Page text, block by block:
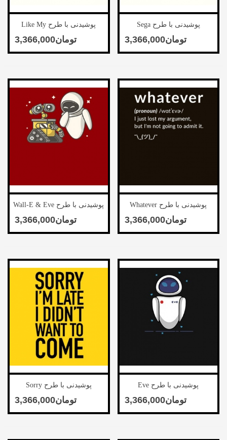
پوشیدنی با طرح Sega
‎تومان3,366,000
پوشیدنی با طرح Like My
Heart
پوشیدنی با طرح Whatever
‎تومان3,366,000
پوشیدنی با طرح Wall-E & Eve
پوشیدنی با طرح Eve
‎تومان3,366,000
پوشیدنی با طرح Sorry